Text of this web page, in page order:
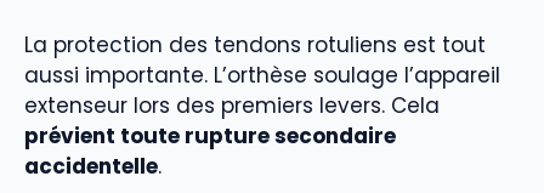
La protection des tendons rotuliens est tout
aussi importante. L’orthèse soulage l’appareil
extenseur lors des premiers levers. Cela
prévient toute rupture secondaire
accidentelle.